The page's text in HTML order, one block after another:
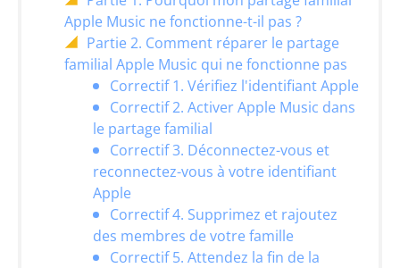
Apple Music ne fonctionne-t-il pas ?
Partie 2. Comment réparer le partage
familial Apple Music qui ne fonctionne pas
Correctif 1. Vérifiez l'identifiant Apple
Correctif 2. Activer Apple Music dans
le partage familial
Correctif 3. Déconnectez-vous et
reconnectez-vous à votre identifiant
Apple
Correctif 4. Supprimez et rajoutez
des membres de votre famille
Correctif 5. Attendez la fin de la